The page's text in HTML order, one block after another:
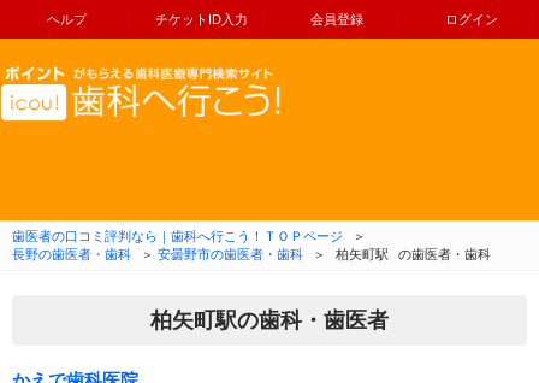
ヘルプ チケットID入力 会員登録 ログイン
コンテンツへ移動
歯医者の口コミ評判なら｜歯科へ行こう！ＴＯＰページ
＞
長野の歯医者・歯科
＞ 安曇野市の歯医者・歯科 ＞ 柏矢町駅 の歯医者・歯科
柏矢町駅の歯科・歯医者